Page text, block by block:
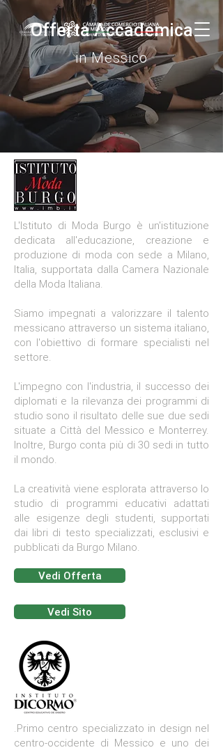
Offerta Accademica
in Messico
L'Istituto di Moda Burgo è un'istituzione
dedicata all'educazione, creazione e
produzione di moda con sede a Milano,
Italia, supportata dalla Camera Nazionale
della Moda Italiana.
Siamo impegnati a valorizzare il talento
messicano attraverso un sistema italiano,
con l'obiettivo di formare specialisti nel
settore.
L'impegno con l'industria, il successo dei
diplomati e la rilevanza dei programmi di
studio sono il risultato delle sue due sedi
situate a Città del Messico e Monterrey.
Inoltre, Burgo conta più di 30 sedi in tutto
il mondo.
La creatività viene esplorata attraverso lo
studio di programmi educativi adattati
alle esigenze degli studenti, supportati
dai libri di testo specializzati, esclusivi e
pubblicati da Burgo Milano.
Vedi Offerta
Vedi Sito
.Primo centro specializzato in design nel
centro-occidente di Messico e uno dei